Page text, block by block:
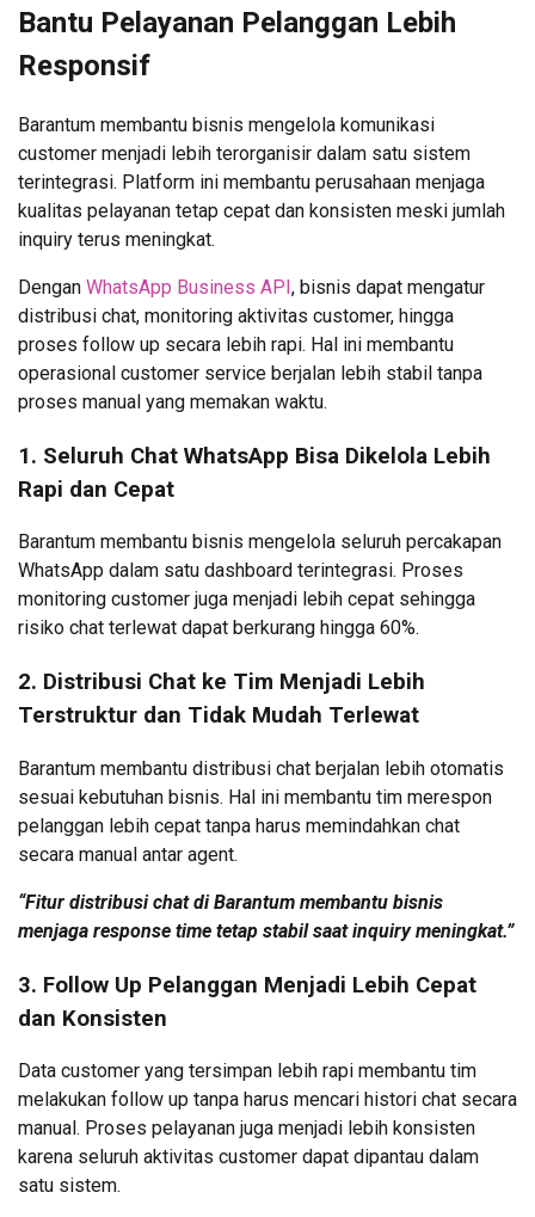
Bantu Pelayanan Pelanggan Lebih
Responsif
Barantum membantu bisnis mengelola komunikasi
customer menjadi lebih terorganisir dalam satu sistem
terintegrasi. Platform ini membantu perusahaan menjaga
kualitas pelayanan tetap cepat dan konsisten meski jumlah
inquiry terus meningkat.
Dengan WhatsApp Business API, bisnis dapat mengatur
distribusi chat, monitoring aktivitas customer, hingga
proses follow up secara lebih rapi. Hal ini membantu
operasional customer service berjalan lebih stabil tanpa
proses manual yang memakan waktu.
1. Seluruh Chat WhatsApp Bisa Dikelola Lebih
Rapi dan Cepat
Barantum membantu bisnis mengelola seluruh percakapan
WhatsApp dalam satu dashboard terintegrasi. Proses
monitoring customer juga menjadi lebih cepat sehingga
risiko chat terlewat dapat berkurang hingga 60%.
2. Distribusi Chat ke Tim Menjadi Lebih
Terstruktur dan Tidak Mudah Terlewat
Barantum membantu distribusi chat berjalan lebih otomatis
sesuai kebutuhan bisnis. Hal ini membantu tim merespon
pelanggan lebih cepat tanpa harus memindahkan chat
secara manual antar agent.
“Fitur distribusi chat di Barantum membantu bisnis
menjaga response time tetap stabil saat inquiry meningkat.”
3. Follow Up Pelanggan Menjadi Lebih Cepat
dan Konsisten
Data customer yang tersimpan lebih rapi membantu tim
melakukan follow up tanpa harus mencari histori chat secara
manual. Proses pelayanan juga menjadi lebih konsisten
karena seluruh aktivitas customer dapat dipantau dalam
satu sistem.